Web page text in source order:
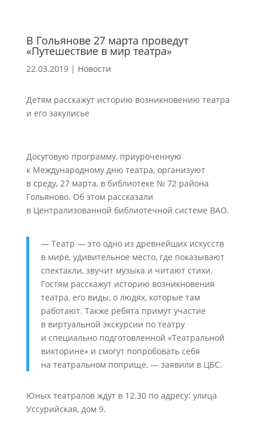
В Гольянове 27 марта проведут
«Путешествие в мир театра»
22.03.2019| Новости
Детям расскажут историю возникновению театра
и его закулисье
Досуговую программу, приуроченную
к Международному дню театра, организуют
в среду, 27 марта, в библиотеке № 72 района
Гольяново. Об этом рассказали
в Централизованной библиотечной системе ВАО.
— Театр — это одно из древнейших искусств
в мире, удивительное место, где показывают
спектакли, звучит музыка и читают стихи.
Гостям расскажут историю возникновения
театра, его виды, о людях, которые там
работают. Также ребята примут участие
в виртуальной экскурсии по театру
и специально подготовленной «Театральной
викторине» и смогут попробовать себя
на театральном поприще, — заявили в ЦБС.
Юных театралов ждут в 12.30 по адресу: улица
Уссурийская, дом 9.